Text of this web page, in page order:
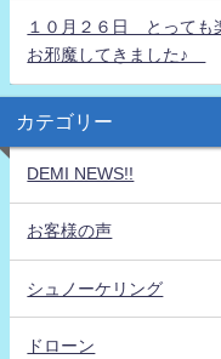
１０月２６日 とっても
お邪魔してきました♪
カテゴリー
DEMI NEWS!!
お客様の声
シュノーケリング
ドローン